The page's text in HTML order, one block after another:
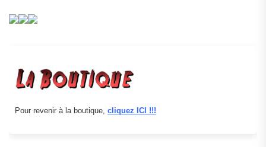
Pour revenir à la boutique, cliquez ICI !!!